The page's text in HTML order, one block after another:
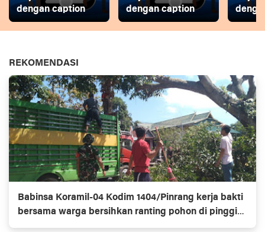
dengan caption
dengan caption
REKOMENDASI
Babinsa Koramil-04 Kodim 1404/Pinrang kerja bakti
bersama warga bersihkan ranting pohon di pinggir
jalan